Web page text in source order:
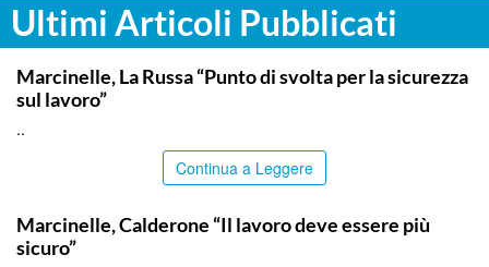
Ultimi Articoli Pubblicati
ITALPRESS
Marcinelle, La Russa “Punto di svolta per la sicurezza
sul lavoro”
..
Continua a Leggere
Marcinelle, Calderone “Il lavoro deve essere più
sicuro”